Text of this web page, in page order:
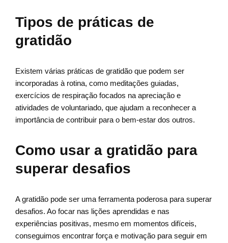
Tipos de práticas de
gratidão
Existem várias práticas de gratidão que podem ser
incorporadas à rotina, como meditações guiadas,
exercícios de respiração focados na apreciação e
atividades de voluntariado, que ajudam a reconhecer a
importância de contribuir para o bem-estar dos outros.
Como usar a gratidão para
superar desafios
A gratidão pode ser uma ferramenta poderosa para superar
desafios. Ao focar nas lições aprendidas e nas
experiências positivas, mesmo em momentos difíceis,
conseguimos encontrar força e motivação para seguir em